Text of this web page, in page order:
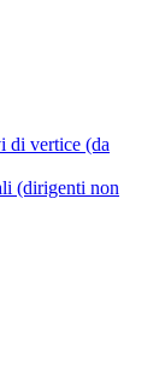
di vertice (da
(dirigenti non